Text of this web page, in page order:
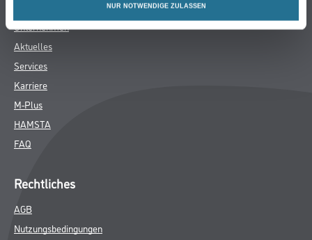
NUR NOTWENDIGE ZULASSEN
Unternehmen
Aktuelles
Services
Karriere
M-Plus
HAMSTA
FAQ
Rechtliches
AGB
Nutzungsbedingungen